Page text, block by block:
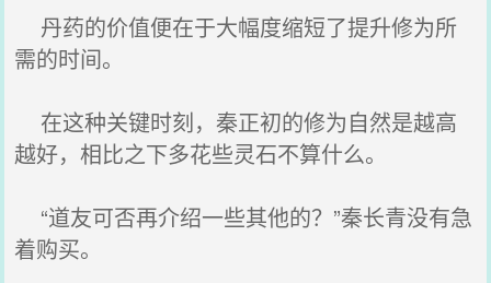
丹药的价值便在于大幅度缩短了提升修为所
需的时间。
在这种关键时刻，秦正初的修为自然是越高
越好，相比之下多花些灵石不算什么。
“道友可否再介绍一些其他的？”秦长青没有急
着购买。